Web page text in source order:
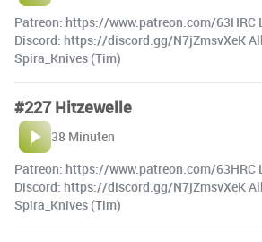
Patreon: https://www.patreon.com/63HRC
Discord: https://discord.gg/N7jZmsvXeK
Spira_Knives (Tim)
#227 Hitzewelle
38 Minuten
Patreon: https://www.patreon.com/63HRC
Discord: https://discord.gg/N7jZmsvXeK
Spira_Knives (Tim)